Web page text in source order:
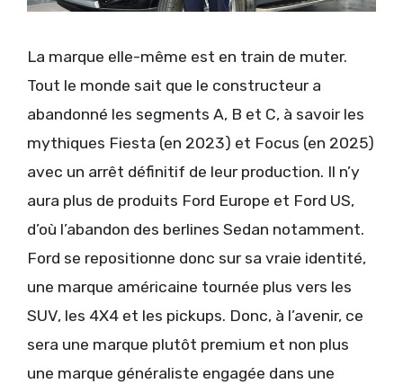
La marque elle-même est en train de muter.
Tout le monde sait que le constructeur a
abandonné les segments A, B et C, à savoir les
mythiques Fiesta (en 2023) et Focus (en 2025)
avec un arrêt définitif de leur production. Il n’y
aura plus de produits Ford Europe et Ford US,
d’où l’abandon des berlines Sedan notamment.
Ford se repositionne donc sur sa vraie identité,
une marque américaine tournée plus vers les
SUV, les 4X4 et les pickups. Donc, à l’avenir, ce
sera une marque plutôt premium et non plus
une marque généraliste engagée dans une